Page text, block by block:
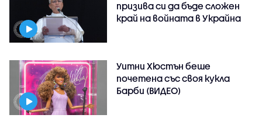
призива си да бъде сложен
край на войната в Украйна
Уитни Хюстън беше
почетена със своя кукла
Барби (ВИДЕО)